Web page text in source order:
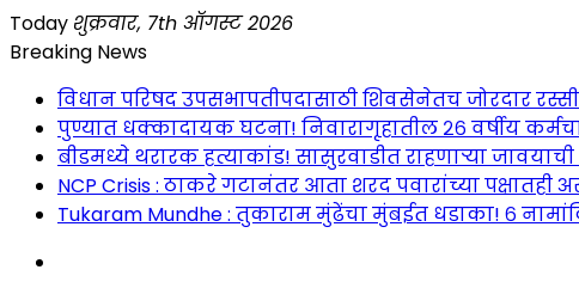
Skip
to
Today शुक्रवार, 7th ऑगस्ट 2026
Breaking News
विधान परिषद उपसभापतीपदासाठी शिवसेनेतच जोरदार
पुण्यात धक्कादायक घटना! निवारागृहातील २६ वर्षीय
बीडमध्ये थरारक हत्याकांड! सासुरवाडीत राहणाऱ्या
NCP Crisis : ठाकरे गटानंतर आता शरद पवारांच्या
Tukaram Mundhe : तुकाराम मुंढेंचा मुंबईत धडाका! ६